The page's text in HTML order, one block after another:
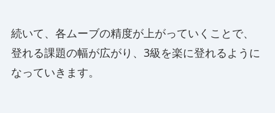
続いて、各ムーブの精度が上がっていくことで、
登れる課題の幅が広がり、3級を楽に登れるように
なっていきます。